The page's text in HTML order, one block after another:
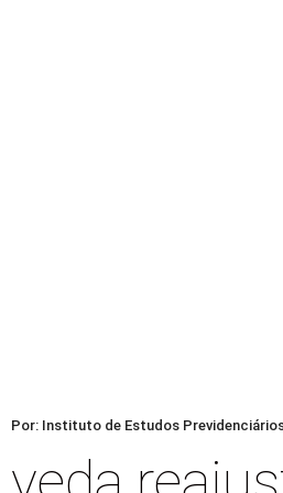
Por: Instituto de Estudos